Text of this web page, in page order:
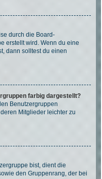
durch die Board-
erstellt wird. Wenn du eine
dann solltest du einen
farbig dargestellt?
Benutzergruppen
Mitglieder leichter zu
bist, dient die
den Gruppenrang, der bei